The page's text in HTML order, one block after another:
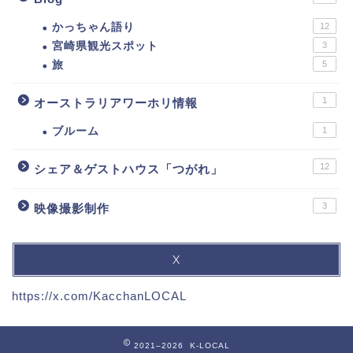
かっちゃん語り 12
宮崎県観光スポット 3
旅 5
オーストラリアワーホリ情報 1
ブルーム 1
シェア＆ゲストハウス「つがれ」 12
映像撮影制作 3
X
https://x.com/KacchanLOCAL
2021–2026 K-LOCAL